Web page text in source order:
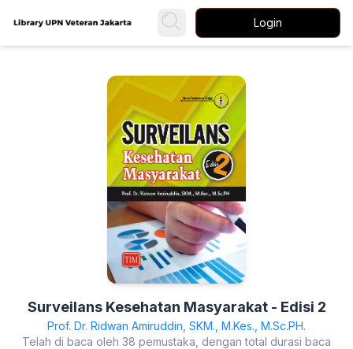
Login
Surveilans Kesehatan Masyarakat - Edisi 2
Prof. Dr. Ridwan Amiruddin, SKM., M.Kes., M.Sc.PH.
Telah di baca oleh 38 pemustaka, dengan total durasi baca